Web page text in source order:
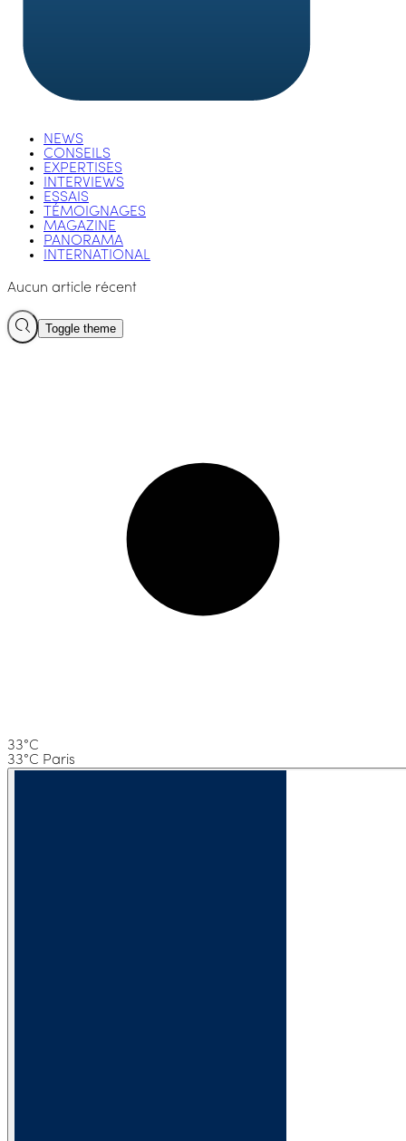
NEWS
CONSEILS
EXPERTISES
INTERVIEWS
ESSAIS
TÉMOIGNAGES
MAGAZINE
PANORAMA
INTERNATIONAL
Aucun article récent
Toggle theme
33°C
33°C Paris